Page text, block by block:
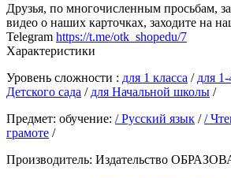
Друзья, по многочисленным просьбам,
видео о наших карточках, заходите на
Telegram https://t.me/otk_shopedu/7
Характеристики
Уровень сложности : для 1 класса / для 1-
Детского сада / для Начальной школы /
Предмет: обучение: / Русский язык //
грамоте /
Производитель: Издательство